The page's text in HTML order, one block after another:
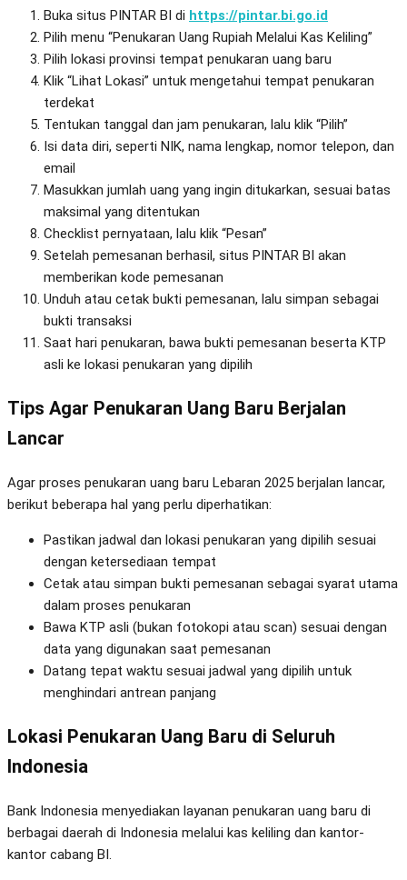
Buka situs PINTAR BI di https://pintar.bi.go.id
Pilih menu “Penukaran Uang Rupiah Melalui Kas Keliling”
Pilih lokasi provinsi tempat penukaran uang baru
Klik “Lihat Lokasi” untuk mengetahui tempat penukaran
terdekat
Tentukan tanggal dan jam penukaran, lalu klik “Pilih”
Isi data diri, seperti NIK, nama lengkap, nomor telepon, dan
email
Masukkan jumlah uang yang ingin ditukarkan, sesuai batas
maksimal yang ditentukan
Checklist pernyataan, lalu klik “Pesan”
Setelah pemesanan berhasil, situs PINTAR BI akan
memberikan kode pemesanan
Unduh atau cetak bukti pemesanan, lalu simpan sebagai
bukti transaksi
Saat hari penukaran, bawa bukti pemesanan beserta KTP
asli ke lokasi penukaran yang dipilih
Tips Agar Penukaran Uang Baru Berjalan
Lancar
Agar proses penukaran uang baru Lebaran 2025 berjalan lancar,
berikut beberapa hal yang perlu diperhatikan:
Pastikan jadwal dan lokasi penukaran yang dipilih sesuai
dengan ketersediaan tempat
Cetak atau simpan bukti pemesanan sebagai syarat utama
dalam proses penukaran
Bawa KTP asli (bukan fotokopi atau scan) sesuai dengan
data yang digunakan saat pemesanan
Datang tepat waktu sesuai jadwal yang dipilih untuk
menghindari antrean panjang
Lokasi Penukaran Uang Baru di Seluruh
Indonesia
Bank Indonesia menyediakan layanan penukaran uang baru di
berbagai daerah di Indonesia melalui kas keliling dan kantor-
kantor cabang BI.